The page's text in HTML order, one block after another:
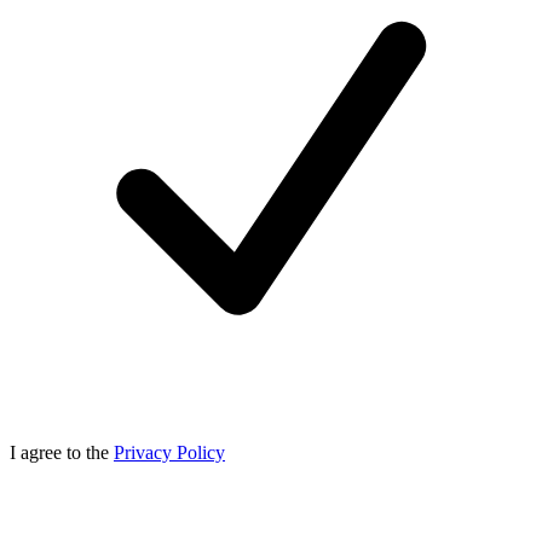
I agree to the Privacy Policy